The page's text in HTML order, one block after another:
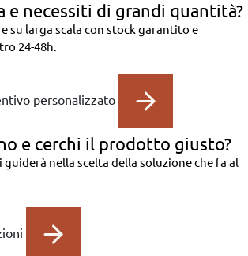
e necessiti di grandi quantità?
su larga scala con stock garantito e
24-48h.
personalizzato
e cerchi il prodotto giusto?
nella scelta della soluzione che fa al